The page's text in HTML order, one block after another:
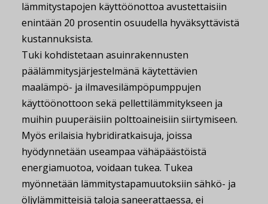
lämmitystapojen käyttöönottoa avustettaisiin
enintään 20 prosentin osuudella hyväksyttävistä
kustannuksista.
Tuki kohdistetaan asuinrakennusten
päälämmitysjärjestelmänä käytettävien
maalämpö- ja ilmavesilämpöpumppujen
käyttöönottoon sekä pellettilämmitykseen ja
muihin puuperäisiin polttoaineisiin siirtymiseen.
Myös erilaisia hybridiratkaisuja, joissa
hyödynnetään useampaa vähäpäästöistä
energiamuotoa, voidaan tukea. Tukea
myönnetään lämmitystapamuutoksiin sähkö- ja
öljylämmitteisiä taloja saneerattaessa, ei